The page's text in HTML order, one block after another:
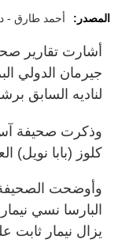
المصدر: أحمد طارق -
أشارت تقارير
جيرمان الدولي
لناديه السابق
وذكرت صحيفة آس
كلوز (بابا نويل)
وأوضحت الصحيفة،
البارسا نسي
يزال نيمار ثابت